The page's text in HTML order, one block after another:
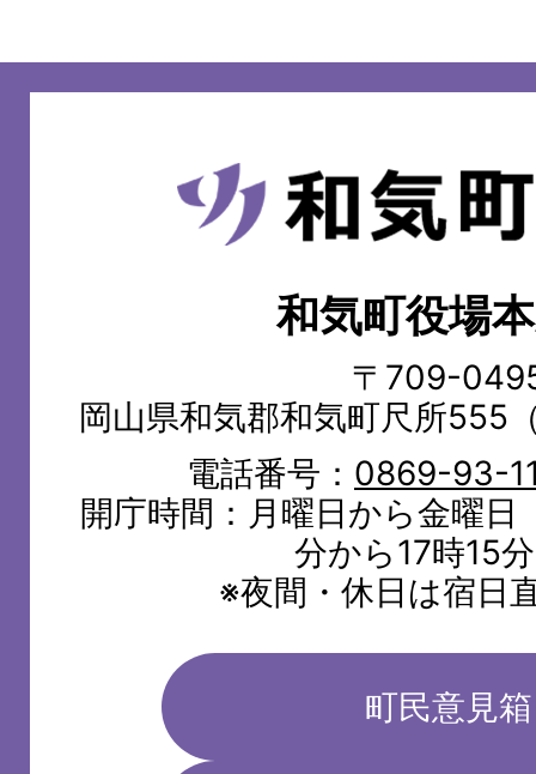
和
気
和気町役場
〒709-
岡山県和気郡和気町尺所555
電話番号： 0869-93-
開庁時間：月曜日から金曜
分から17時15
※夜間・休日は宿日
町民意見箱